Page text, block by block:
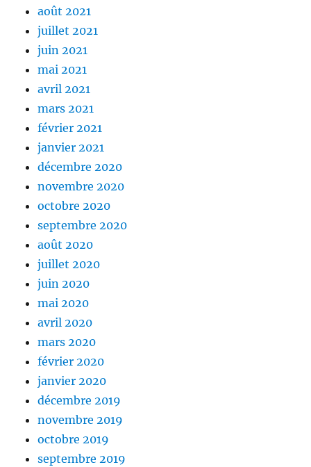
août 2021
juillet 2021
juin 2021
mai 2021
avril 2021
mars 2021
février 2021
janvier 2021
décembre 2020
novembre 2020
octobre 2020
septembre 2020
août 2020
juillet 2020
juin 2020
mai 2020
avril 2020
mars 2020
février 2020
janvier 2020
décembre 2019
novembre 2019
octobre 2019
septembre 2019